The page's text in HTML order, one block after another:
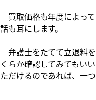
買取価格も年度によっ
話も耳にします。
弁護士をたてて立退料
くらか確認してみてもい
ただけるのであれば、一